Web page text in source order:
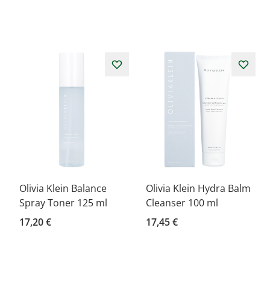
Olivia Klein Balance
Spray Toner 125 ml
17,20 €
Olivia Klein Hydra Balm
Cleanser 100 ml
17,45 €